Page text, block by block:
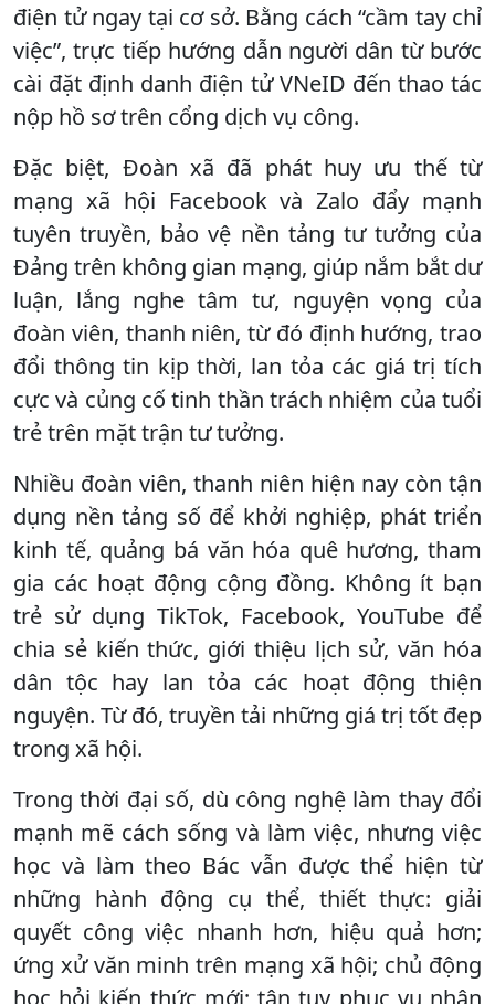
điện tử ngay tại cơ sở. Bằng cách “cầm tay chỉ
việc”, trực tiếp hướng dẫn người dân từ bước
cài đặt định danh điện tử VNeID đến thao tác
nộp hồ sơ trên cổng dịch vụ công.
Đặc biệt, Đoàn xã đã phát huy ưu thế từ
mạng xã hội Facebook và Zalo đẩy mạnh
tuyên truyền, bảo vệ nền tảng tư tưởng của
Đảng trên không gian mạng, giúp nắm bắt dư
luận, lắng nghe tâm tư, nguyện vọng của
đoàn viên, thanh niên, từ đó định hướng, trao
đổi thông tin kịp thời, lan tỏa các giá trị tích
cực và củng cố tinh thần trách nhiệm của tuổi
trẻ trên mặt trận tư tưởng.
Nhiều đoàn viên, thanh niên hiện nay còn tận
dụng nền tảng số để khởi nghiệp, phát triển
kinh tế, quảng bá văn hóa quê hương, tham
gia các hoạt động cộng đồng. Không ít bạn
trẻ sử dụng TikTok, Facebook, YouTube để
chia sẻ kiến thức, giới thiệu lịch sử, văn hóa
dân tộc hay lan tỏa các hoạt động thiện
nguyện. Từ đó, truyền tải những giá trị tốt đẹp
trong xã hội.
Trong thời đại số, dù công nghệ làm thay đổi
mạnh mẽ cách sống và làm việc, nhưng việc
học và làm theo Bác vẫn được thể hiện từ
những hành động cụ thể, thiết thực: giải
quyết công việc nhanh hơn, hiệu quả hơn;
ứng xử văn minh trên mạng xã hội; chủ động
học hỏi kiến thức mới; tận tụy phục vụ nhân